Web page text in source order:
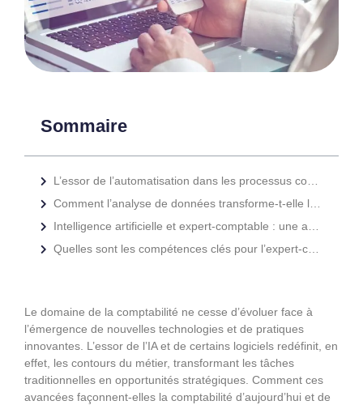
Sommaire
Le domaine de la comptabilité ne cesse d’évoluer face à
l’émergence de nouvelles technologies et de pratiques
innovantes. L’essor de l’IA et de certains logiciels redéfinit, en
effet, les contours du métier, transformant les tâches
traditionnelles en opportunités stratégiques. Comment ces
avancées façonnent-elles la comptabilité d’aujourd’hui et de